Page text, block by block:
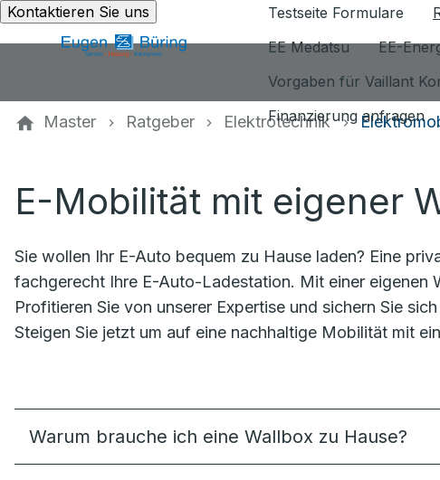
Kontaktieren Sie uns Testseite Formulare
EE Medatsu
EE-
Vorgaben für Vaillant
Finanzierung anfragen
Master Ratgeber Elektrotechnik
E-Mobilität mit eigener
Sie wollen Ihr E-Auto bequem zu Hause laden? Eine
fachgerecht Ihre E-Auto-Ladestation. Mit einer eigenen
Profitieren Sie von unserer Expertise und sichern Sie
Steigen Sie jetzt um auf eine nachhaltige Mobilität mit
Warum brauche ich eine Wallbox zu Hause?